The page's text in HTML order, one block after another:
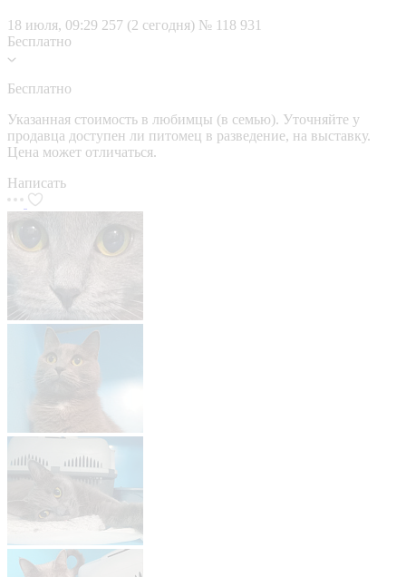
18 июля, 09:29 257 (2 сегодня) № 118 931
Бесплатно
Бесплатно
Указанная стоимость в любимцы (в семью). Уточняйте у
продавца доступен ли питомец в разведение, на выставку.
Цена может отличаться.
Написать